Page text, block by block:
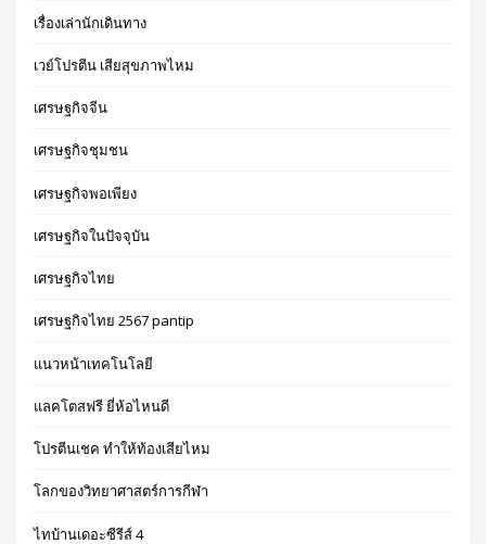
เรื่องเล่านักเดินทาง
เวย์โปรตีน เสียสุขภาพไหม
เศรษฐกิจจีน
เศรษฐกิจชุมชน
เศรษฐกิจพอเพียง
เศรษฐกิจในปัจจุบัน
เศรษฐกิจไทย
เศรษฐกิจไทย 2567 pantip
แนวหน้าเทคโนโลยี
แลคโตสฟรี ยี่ห้อไหนดี
โปรตีนเชค ทำให้ท้องเสียไหม
โลกของวิทยาศาสตร์การกีฬา
ไทบ้านเดอะซีรีส์ 4